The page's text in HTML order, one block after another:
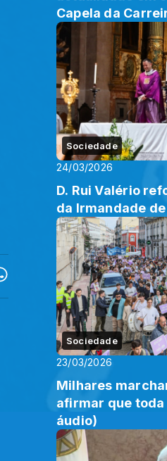
Capela da
Sociedade
24/03/2026
D. Rui Valério
da Irmandade de
Sociedade
23/03/2026
Milhares
afirmar que
áudio)